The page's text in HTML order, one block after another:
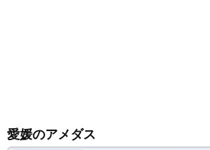
愛媛のアメダス